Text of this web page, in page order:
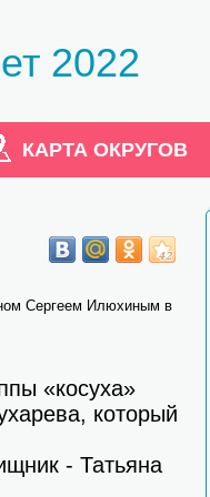
2022
КАРТА ОКРУГОВ
Сергеем Илюхиным в
«косуха»
который
- Татьяна